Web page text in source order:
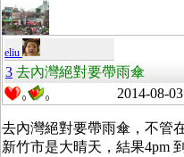
eliu
3 去內灣絕對要帶雨傘
0 0 2014-08-03
去內灣絕對要帶雨傘，不管
新竹市是大晴天，結果4pm